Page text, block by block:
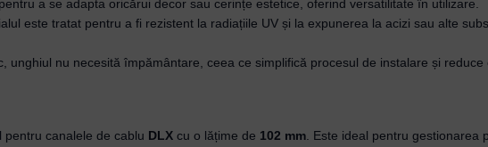
a se adapta oricărui decor sau cerințe estetice, oferind versatilitate în utilizare.
este tratat pentru a fi rezistent la radiațiile UV și la expunerea la acizi sau alte
unghiul nu necesită împământare, ceea ce simplifică procesul de instalare și
canalele de cablu DLX cu o lățime de 102 mm . Este ideal pentru